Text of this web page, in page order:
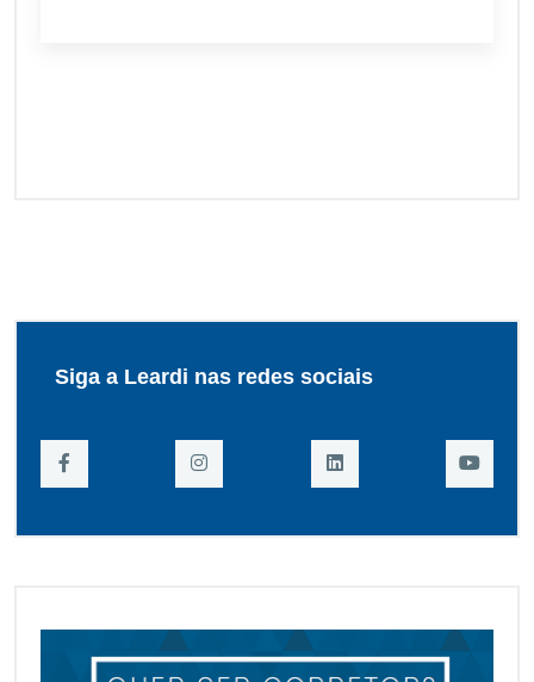
Siga a Leardi nas redes sociais